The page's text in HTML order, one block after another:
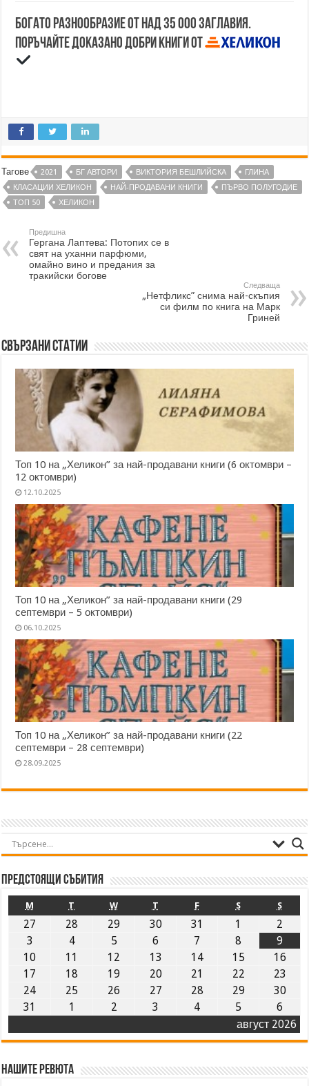
Богато разнообразие от над 35 000 заглавия.
Поръчайте доказано добри книги от
Тагове 2021 БГ АВТОРИ ВИКТОРИЯ БЕШЛИЙСКА
ГЛИНА
КЛАСАЦИИ ХЕЛИКОН
НАЙ-ПРОДАВАНИ КНИГИ
ПЪРВО ПОЛУГОДИЕ
ТОП 50
ХЕЛИКОН
Предишна
Гергана Лаптева: Потопих се в
свят на уханни парфюми,
омайно вино и предания за
тракийски богове
Следваща
„Нетфликс” снима най-скъпия
си филм по книга на Марк
Гриней
Свързани статии
Топ 10 на „Хеликон” за най-продавани книги (6 октомври –
12 октомври)
12.10.2025
Топ 10 на „Хеликон” за най-продавани книги (29
септември – 5 октомври)
06.10.2025
Топ 10 на „Хеликон” за най-продавани книги (22
септември – 28 септември)
28.09.2025
Предстоящи събития
август 2026
M T W T F S S
27 28 29 30 31 1
2
3
4 5 6 7 8
9
10
11 12 13 14 15
16
17
18 19 20 21 22
23
24
25 26 27 28 29
30
31
1 2 3 4 5 6
Нашите ревюта